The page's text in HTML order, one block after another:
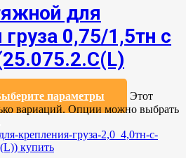
для
груза 0,75/1,5тн с
параметры
Этот
вариаций. Опции можно выбрать